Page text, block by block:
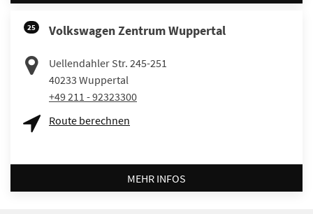
25 Volkswagen Zentrum Wuppertal
Uellendahler Str. 245-251
40233 Wuppertal
+49 211 - 92323300
Route berechnen
MEHR INFOS